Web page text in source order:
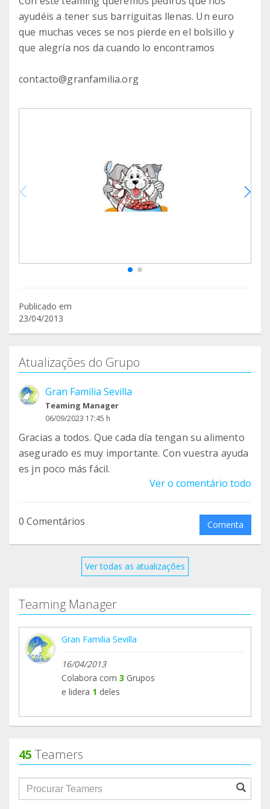
ayudéis a tener sus barriguitas llenas. Un euro
que muchas veces se nos pierde en el bolsillo y
que alegría nos da cuando lo encontramos
contacto@granfamilia.org
Publicado em
23/04/2013
Atualizações do Grupo
Gran Familia Sevilla
Teaming Manager
06/09/2023 17:45 h
Gracias a todos. Que cada día tengan su alimento
asegurado es muy importante. Con vuestra ayuda
es jn poco más fácil.
Ver o comentário todo
0 Comentários Comenta
Ver todas as atualizações
Teaming Manager
Gran Familia Sevilla
16/04/2013
Colabora com 3 Grupos
e lidera 1 deles
45 Teamers
groupProfile.searchForm.search.text???